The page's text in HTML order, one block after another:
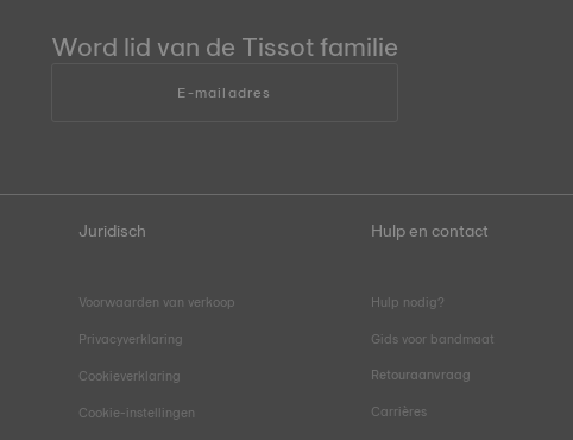
Word lid van de Tissot familie
E-mailadres
Juridisch
Voorwaarden van verkoop
Privacyverklaring
Cookieverklaring
Cookie-instellingen
Hulp en contact
Hulp nodig?
Gids voor bandmaat
Retouraanvraag
Carrières